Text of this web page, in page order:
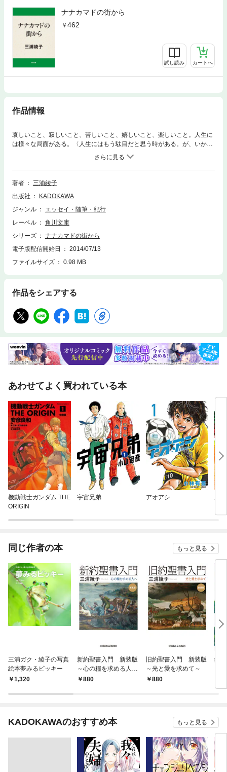
ナナカマドの街から
462
試し読み カートへ
作品情報
哀しいこと、寂しいこと、苦しいこと、嬉しいこと、楽しいこと。人生に
は様々な局面がある。〈人生にはもう駄目だと思う時がある。が、いかな
る時も、希望を持って欲しい。そこから、きっと新しい人生がひらけて来
ますから〉と語る著者が、自らの辛い体験をもとに、信仰、愛、病気、友
情、希望について綴る好エッセイ集。
著者
三浦綾子
出版社
KADOKAWA
ジャンル
エッセイ・随筆・紀行
レーベル
角川文庫
シリーズ
ナナカマドの街から
電子版配信開始日
2014/07/13
ファイルサイズ
0.98 MB
作品をシェアする
あわせてよく買われている本
機動戦士ガンダム THE
ORIGIN
宇宙兄弟 アオアシ
同じ作者の本 もっと見る
三浦ガク・綾子の写真
絵本夢みるビッキー
1,320
新約聖書入門 新装版
～心の糧を求める人へ
～880
旧約聖書入門 新装版
～光と愛を求めて～
880
銀
KADOKAWAのおすすめ本 もっと見る